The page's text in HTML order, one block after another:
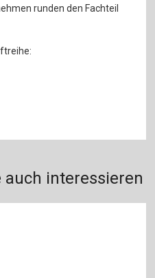
runden den Fachteil
auch interessieren